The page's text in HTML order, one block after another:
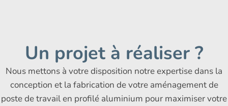
Un projet à réaliser ?
Nous mettons à votre disposition notre expertise dans la
conception et la fabrication de votre aménagement de
poste de travail en profilé aluminium pour maximiser votre